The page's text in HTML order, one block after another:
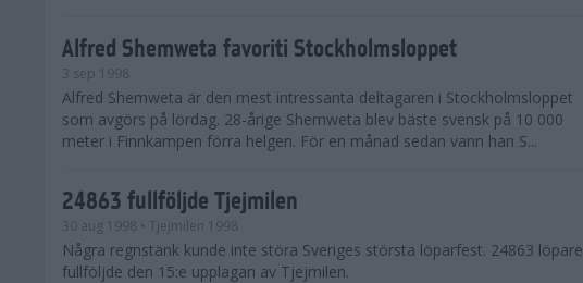
Alfred Shemweta favoriti Stockholmsloppet
3 sep 1998
Alfred Shemweta är den mest intressanta deltagaren i Stockholmsloppet
som avgörs på lördag. 28-årige Shemweta blev bäste svensk på 10 000
meter i Finnkampen förra helgen. För en månad sedan vann han S...
24863 fullföljde Tjejmilen
30 aug 1998 • Tjejmilen 1998
Några regnstänk kunde inte störa Sveriges största löparfest. 24863 löpare
fullföljde den 15:e upplagan av Tjejmilen.